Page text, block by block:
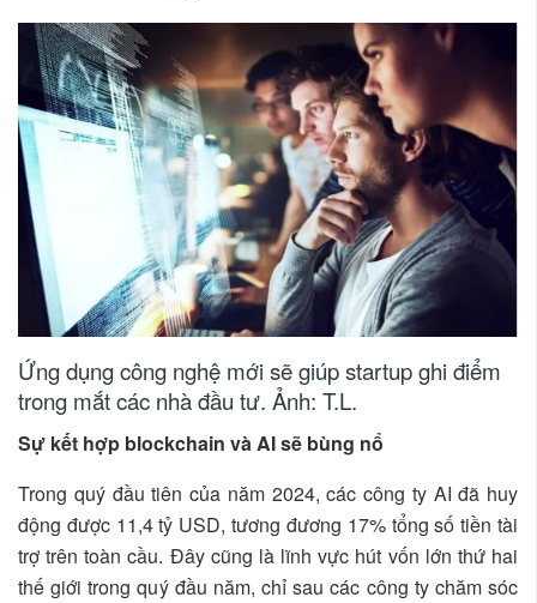
Ứng dụng công nghệ mới sẽ giúp startup ghi điểm
trong mắt các nhà đầu tư. Ảnh: T.L.
Sự kết hợp blockchain và AI sẽ bùng nổ
Trong quý đầu tiên của năm 2024, các công ty AI đã huy
động được 11,4 tỷ USD, tương đương 17% tổng số tiền tài
trợ trên toàn cầu. Đây cũng là lĩnh vực hút vốn lớn thứ hai
thế giới trong quý đầu năm, chỉ sau các công ty chăm sóc